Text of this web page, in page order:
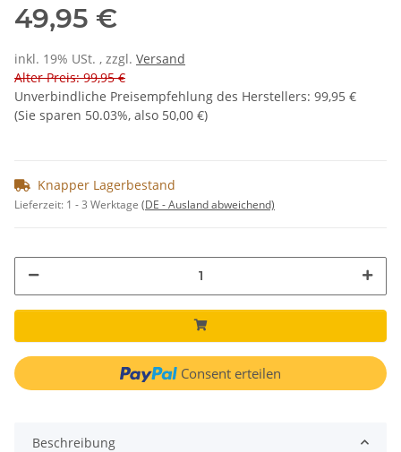
49,95 €
inkl. 19% USt. , zzgl. Versand
Alter Preis: 99,95 €
Unverbindliche Preisempfehlung des Herstellers: 99,95 €
(Sie sparen 50.03%, also 50,00 €)
Knapper Lagerbestand
Lieferzeit: 1 - 3 Werktage (DE - Ausland abweichend)
Consent erteilen
Beschreibung